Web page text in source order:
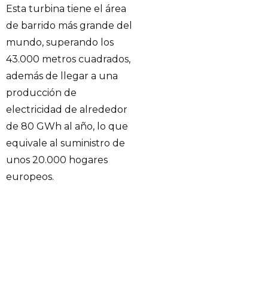
Esta turbina tiene el área
de barrido más grande del
mundo, superando los
43.000 metros cuadrados,
además de llegar a una
producción de
electricidad de alrededor
de 80 GWh al año, lo que
equivale al suministro de
unos 20.000 hogares
europeos.